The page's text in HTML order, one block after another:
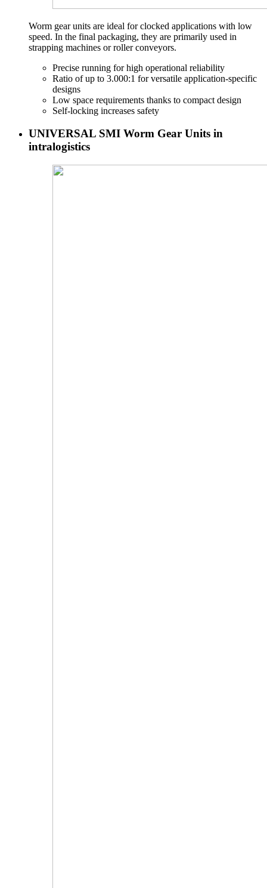
Worm gear units are ideal for clocked applications with low
speed. In the final packaging, they are primarily used in
strapping machines or roller conveyors.
Precise running for high operational reliability
Ratio of up to 3.000:1 for versatile application-specific
designs
Low space requirements thanks to compact design
Self-locking increases safety
UNIVERSAL SMI Worm Gear Units in
intralogistics